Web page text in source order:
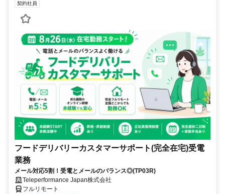
契約社員
フードデリバリーカスタマーサポート(完全在宅)受電
業務
メール対応5割！受電とメールのバランス◎(TP03R)
Teleperformance Japan株式会社
フルリモート